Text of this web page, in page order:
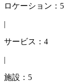
ロケーション：5
|
サービス：4
|
施設：5